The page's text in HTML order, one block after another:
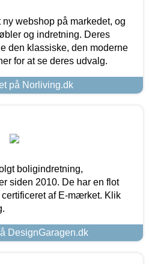
webshop på markedet, og
og indretning. Deres
den klassiske, den moderne
for at se deres udvalg.
på Norliving.dk
boligindretning,
siden 2010. De har en flot
af E-mærket. Klik
DesignGaragen.dk